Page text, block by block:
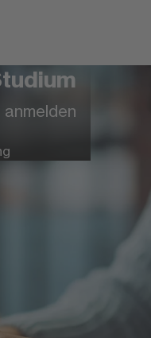
besonderen
FOM einem klaren